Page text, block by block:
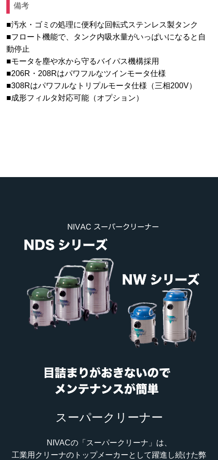
備考
■汚水・ゴミの処理に便利な回転式ステンレス製タンク
■フロート機能で、タンク内吸水量がいっぱいになると自
動停止
■モータを塵や水から守るバイパス機構採用
■206R・208Rはパワフルなツインモータ仕様
■308Rはパワフルなトリプルモータ仕様（三相200V）
■成形フィルタ対応可能（オプション）
スーパークリーナー
NIVACの「スーパークリーナ」は、
工業用クリーナのトップメーカーとして躍進し続けた弊